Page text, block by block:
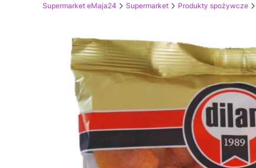
Supermarket eMaja24 Supermarket Produkty spożywcze